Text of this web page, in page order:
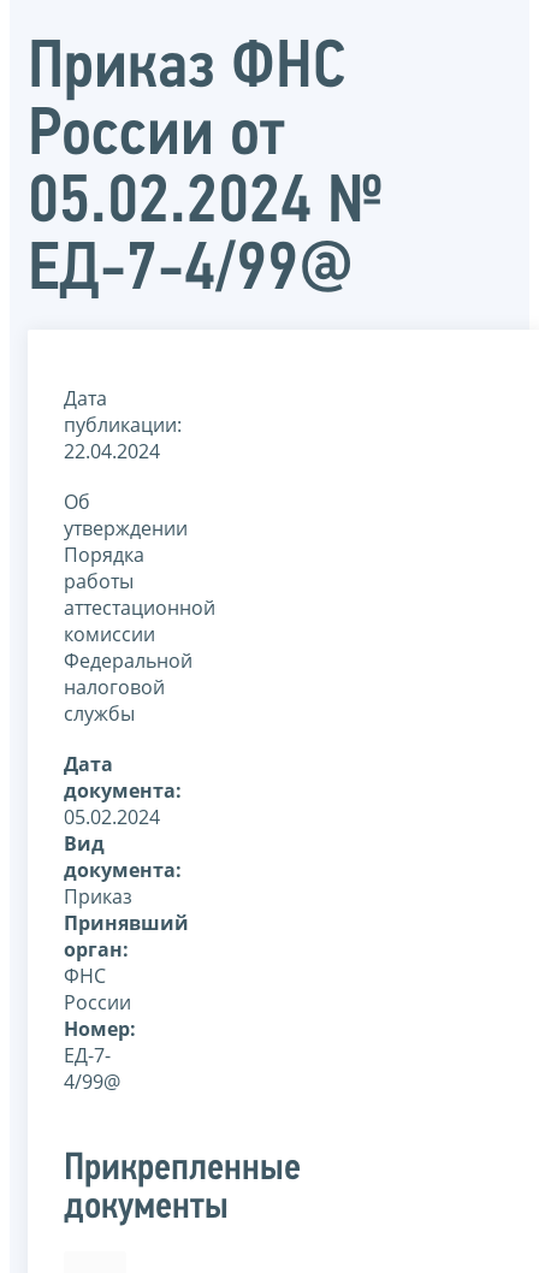
Приказ ФНС
России от
05.02.2024 №
ЕД-7-4/99@
Дата
публикации:
22.04.2024
Об
утверждении
Порядка
работы
аттестационной
комиссии
Федеральной
налоговой
службы
Дата
документа:
05.02.2024
Вид
документа:
Приказ
Принявший
орган:
ФНС
России
Номер:
ЕД-7-
4/99@
Прикрепленные
документы